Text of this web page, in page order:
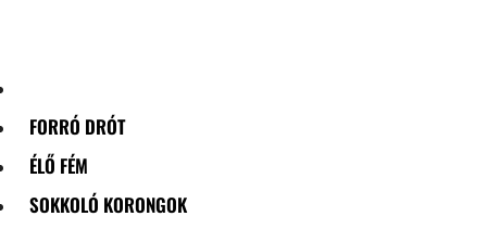
FORRÓ DRÓT
ÉLŐ FÉM
SOKKOLÓ KORONGOK